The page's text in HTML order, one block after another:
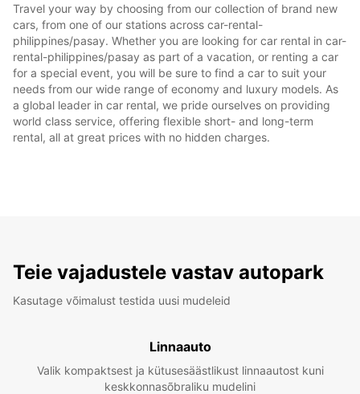
Travel your way by choosing from our collection of brand new
cars, from one of our stations across car-rental-
philippines/pasay. Whether you are looking for car rental in car-
rental-philippines/pasay as part of a vacation, or renting a car
for a special event, you will be sure to find a car to suit your
needs from our wide range of economy and luxury models. As
a global leader in car rental, we pride ourselves on providing
world class service, offering flexible short- and long-term
rental, all at great prices with no hidden charges.
Teie vajadustele vastav autopark
Kasutage võimalust testida uusi mudeleid
Linnaauto
Valik kompaktsest ja kütusesäästlikust linnaautost kuni
keskkonnasõbraliku mudelini